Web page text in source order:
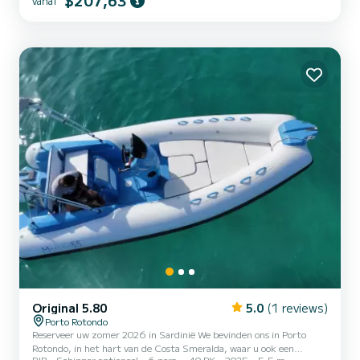
40 HP e possiamo trovarci: .Doccetta .Tendalino copri sole .Usb
tar...
Original 5.80 5.0 (1 reviews)
Porto Rotondo
Reserveer uw zomer 2026 in Sardinië We bevinden ons in Porto
Rotondo, in het hart van de Costa Smeralda, waar u ook een